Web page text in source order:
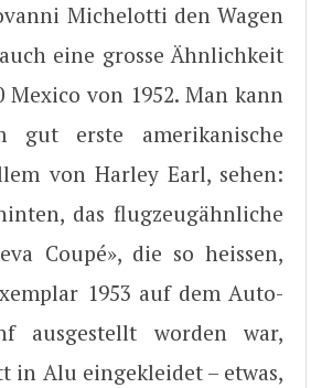
Michelotti den Wagen
eine grosse Ähnlichkeit
von 1952. Man kann
gut erste amerikanische
von Harley Earl, sehen:
das flugzeugähnliche
Coupé», die so heissen,
1953 auf dem Auto-
ausgestellt worden war,
in Alu eingekleidet – etwas,